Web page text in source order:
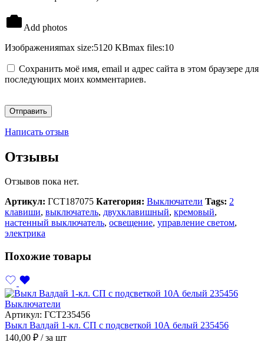
Add photos
Изображенияmax size:5120 KBmax files:10
Сохранить моё имя, email и адрес сайта в этом браузере для
последующих моих комментариев.
Написать отзыв
Отзывы
Отзывов пока нет.
Артикул: ГСТ187075 Категория: Выключатели Tags: 2
клавиши, выключатель, двухклавишный, кремовый,
настенный выключатель, освещение, управление светом,
электрика
Похожие товары
Выключатели
Артикул: ГСТ235456
Выкл Валдай 1-кл. СП с подсветкой 10А белый 235456
140,00 ₽ / за шт